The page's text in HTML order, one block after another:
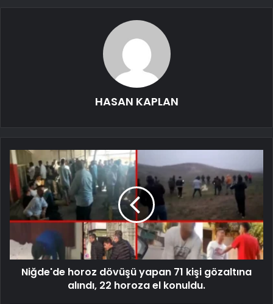
HASAN KAPLAN
Niğde'de horoz dövüşü yapan 71 kişi gözaltına
alındı, 22 horoza el konuldu.